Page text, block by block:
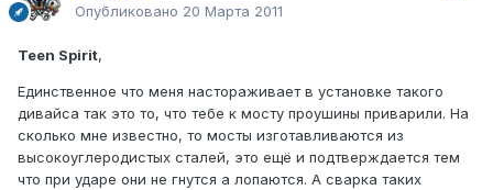
Опубликовано 20 Марта 2011
Teen Spirit,
Единственное что меня настораживает в установке такого
дивайса так это то, что тебе к мосту проушины приварили. На
сколько мне известно, то мосты изготавливаются из
высокоуглеродистых сталей, это ещё и подтверждается тем
что при ударе они не гнутся а лопаются. А сварка таких